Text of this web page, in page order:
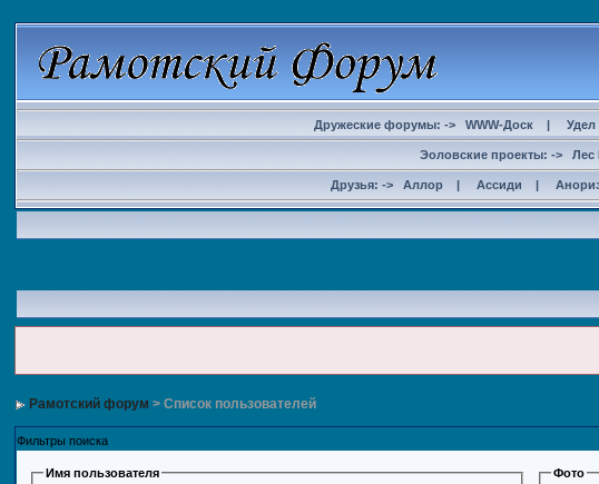
Дружеские форумы: -> WWW-Доск | Удел
Эоловские проекты: -> Лес
Друзья: -> Аллор | Ассиди |
Рамотский форум > Список пользователей
Фильтры поиска
Имя пользователя
Фото